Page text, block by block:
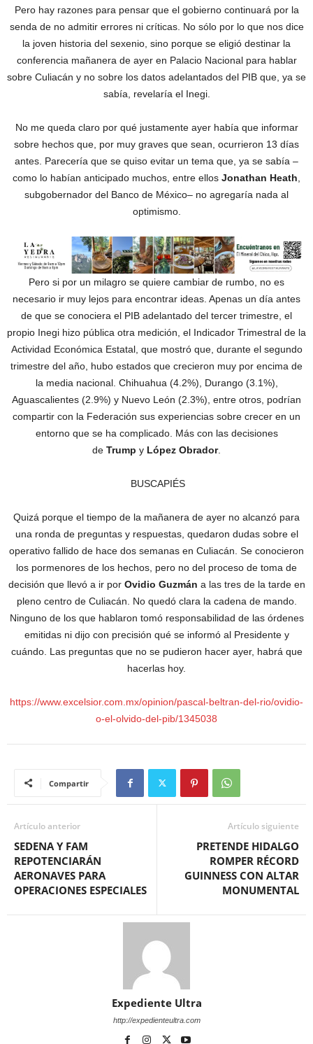
Pero hay razones para pensar que el gobierno continuará por la
senda de no admitir errores ni críticas. No sólo por lo que nos dice
la joven historia del sexenio, sino porque se eligió destinar la
conferencia mañanera de ayer en Palacio Nacional para hablar
sobre Culiacán y no sobre los datos adelantados del PIB que, ya se
sabía, revelaría el Inegi.
No me queda claro por qué justamente ayer había que informar
sobre hechos que, por muy graves que sean, ocurrieron 13 días
antes. Parecería que se quiso evitar un tema que, ya se sabía –
como lo habían anticipado muchos, entre ellos Jonathan Heath
subgobernador del Banco de México– no agregaría nada al
optimismo.
Pero si por un milagro se quiere cambiar de rumbo, no es
necesario ir muy lejos para encontrar ideas. Apenas un día antes
de que se conociera el PIB adelantado del tercer trimestre, el
propio Inegi hizo pública otra medición, el Indicador Trimestral de la
Actividad Económica Estatal, que mostró que, durante el segundo
trimestre del año, hubo estados que crecieron muy por encima de
la media nacional. Chihuahua (4.2%), Durango (3.1%),
Aguascalientes (2.9%) y Nuevo León (2.3%), entre otros, podrían
compartir con la Federación sus experiencias sobre crecer en un
entorno que se ha complicado. Más con las decisiones
de Trump y López Obrador.
BUSCAPIÉS
Quizá porque el tiempo de la mañanera de ayer no alcanzó para
una ronda de preguntas y respuestas, quedaron dudas sobre el
operativo fallido de hace dos semanas en Culiacán. Se conocieron
los pormenores de los hechos, pero no del proceso de toma de
decisión que llevó a ir por Ovidio Guzmán a las tres de la tarde en
pleno centro de Culiacán. No quedó clara la cadena de mando.
Ninguno de los que hablaron tomó responsabilidad de las órdenes
emitidas ni dijo con precisión qué se informó al Presidente y
cuándo. Las preguntas que no se pudieron hacer ayer, habrá que
hacerlas hoy.
https://www.excelsior.com.mx/opinion/pascal-beltran-del-rio/ovidio-
o-el-olvido-del-pib/1345038
Compartir
Artículo anterior
SEDENA Y FAM
REPOTENCIARÁN
AERONAVES PARA
OPERACIONES ESPECIALES
Artículo siguiente
PRETENDE HIDALGO
ROMPER RÉCORD
GUINNESS CON ALTAR
MONUMENTAL
Expediente Ultra
http://expedienteultra.com